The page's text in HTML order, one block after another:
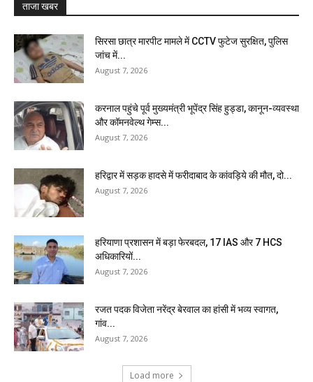
ताजा खबर
सिरसा छात्र मारपीट मामले में CCTV फुटेज सुरक्षित, पुलिस
जांच में...
August 7, 2026
करनाल पहुंचे पूर्व मुख्यमंत्री भूपेंद्र सिंह हुड्डा, कानून-व्यवस्था
और कॉमनवेल्थ गेम्स...
August 7, 2026
हरिद्वार में सड़क हादसे में फरीदाबाद के कांवड़िये की मौत, दो...
August 7, 2026
हरियाणा प्रशासन में बड़ा फेरबदल, 17 IAS और 7 HCS
अधिकारियों...
August 7, 2026
रजत पदक विजेता नरेंद्र बेरवाल का हांसी में भव्य स्वागत,
गांव...
August 7, 2026
Load more